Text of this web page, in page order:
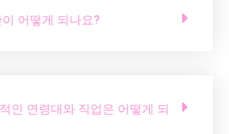
어떻게 되나요?
인 연령대와 직업은 어떻게 되